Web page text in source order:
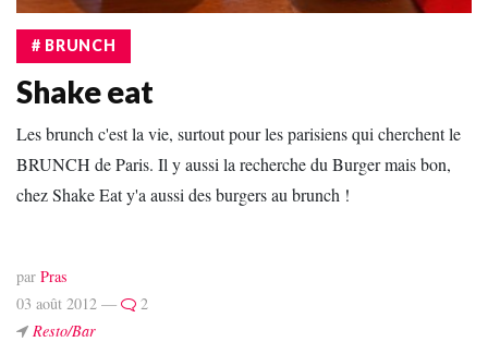
# BRUNCH
Shake eat
Les brunch c'est la vie, surtout pour les parisiens qui cherchent le
BRUNCH de Paris. Il y aussi la recherche du Burger mais bon,
chez Shake Eat y'a aussi des burgers au brunch !
par Pras
03 août 2012 —
2
Resto/Bar